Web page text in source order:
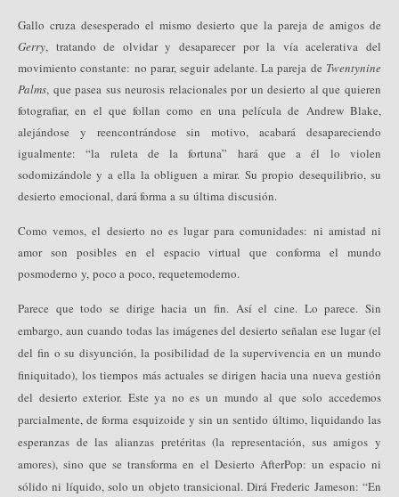
Gallo cruza desesperado el mismo desierto que la pareja de amigos de
Gerry, tratando de olvidar y desaparecer por la vía acelerativa del
movimiento constante: no parar, seguir adelante. La pareja de Twentynine
Palms, que pasea sus neurosis relacionales por un desierto al que quieren
fotografiar, en el que follan como en una película de Andrew Blake,
alejándose y reencontrándose sin motivo, acabará desapareciendo
igualmente: “la ruleta de la fortuna” hará que a él lo violen
sodomizándole y a ella la obliguen a mirar. Su propio desequilibrio, su
desierto emocional, dará forma a su última discusión.
Como vemos, el desierto no es lugar para comunidades: ni amistad ni
amor son posibles en el espacio virtual que conforma el mundo
posmoderno y, poco a poco, requetemoderno.
Parece que todo se dirige hacia un fin. Así el cine. Lo parece. Sin
embargo, aun cuando todas las imágenes del desierto señalan ese lugar (el
del fin o su disyunción, la posibilidad de la supervivencia en un mundo
finiquitado), los tiempos más actuales se dirigen hacia una nueva gestión
del desierto exterior. Este ya no es un mundo al que solo accedemos
parcialmente, de forma esquizoide y sin un sentido último, liquidando las
esperanzas de las alianzas pretéritas (la representación, sus amigos y
amores), sino que se transforma en el Desierto AfterPop: un espacio ni
sólido ni líquido, solo un objeto transicional. Dirá Frederic Jameson: “En